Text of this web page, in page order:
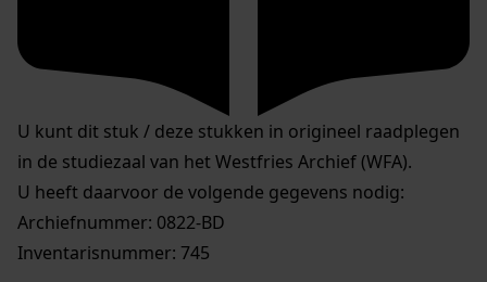
U kunt dit stuk / deze stukken in origineel raadplegen
in de studiezaal van het Westfries Archief (WFA).
U heeft daarvoor de volgende gegevens nodig:
Archiefnummer: 0822-BD
Inventarisnummer: 745